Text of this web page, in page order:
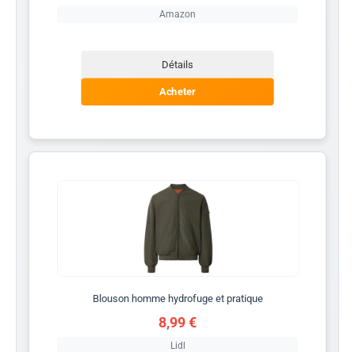
Amazon
Détails
Acheter
Blouson homme hydrofuge et pratique
8,99 €
Lidl